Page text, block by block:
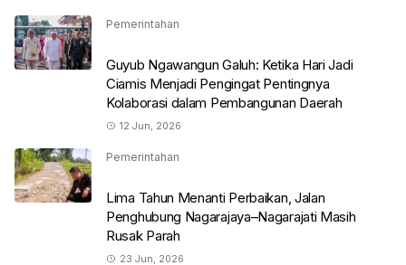
Pemerintahan
Guyub Ngawangun Galuh: Ketika Hari Jadi
Ciamis Menjadi Pengingat Pentingnya
Kolaborasi dalam Pembangunan Daerah
12 Jun, 2026
Pemerintahan
Lima Tahun Menanti Perbaikan, Jalan
Penghubung Nagarajaya–Nagarajati Masih
Rusak Parah
23 Jun, 2026